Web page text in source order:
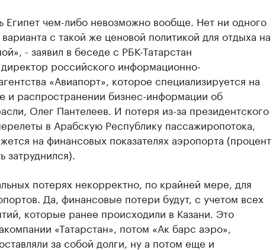
Египет чем-либо невозможно вообще. Нет ни одного
варианта с такой же ценовой политикой для отдыха на
- заявил в беседе с РБК-Татарстан
российского информационно-
«Авиапорт», которое специализируется на
и распространении бизнес-информации об
Олег Пантелеев. И потеря из-за президентского
в Арабскую Республику пассажиропотока,
на финансовых показателях аэропорта (процент
затруднился).
потерях некорректно, по крайней мере, для
Да, финансовые потери будут, с учетом всех
которые ранее происходили в Казани. Это
«Татарстан», потом «Ак барс аэро»,
за собой долги, ну а потом еще и